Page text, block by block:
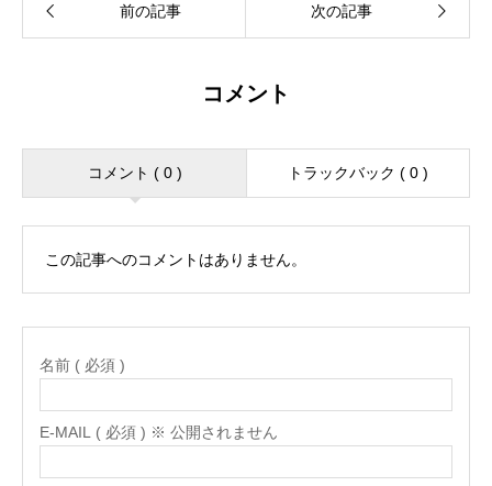
コメント
コメント ( 0 ) トラックバック ( 0 )
この記事へのコメントはありません。
名前 ( 必須 )
E-MAIL ( 必須 ) ※ 公開されません